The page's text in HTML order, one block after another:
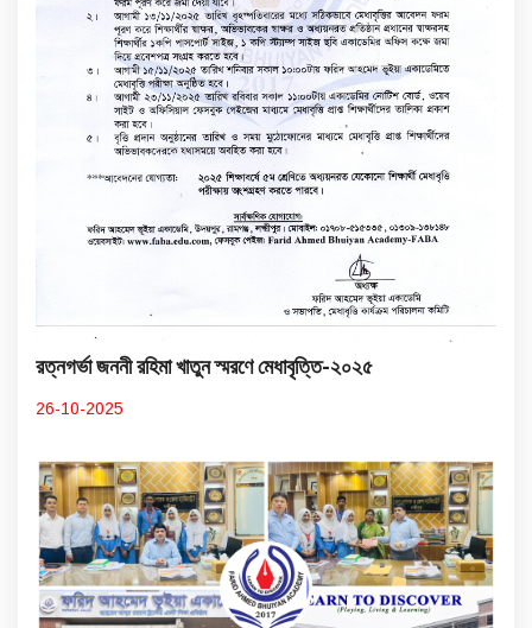
রত্নগর্ভা জননী রহিমা খাতুন স্মরণে মেধাবৃত্তি-২০২৫
26-10-2025